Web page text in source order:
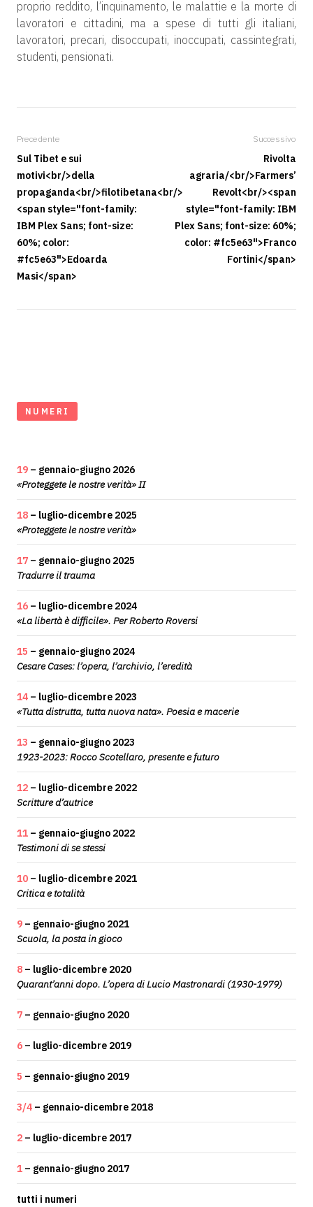
proprio reddito, l’inquinamento, le malattie e la morte di
lavoratori e cittadini, ma a spese di tutti gli italiani,
lavoratori, precari, disoccupati, inoccupati, cassintegrati,
studenti, pensionati.
Precedente
Sul Tibet e sui
motivi<br/>della
propaganda<br/>filotibetana<br/>
<span style="font-family:
IBM Plex Sans; font-size:
60%; color:
#fc5e63">Edoarda
Masi</span>
Successivo
Rivolta
agraria/<br/>Farmers’
Revolt<br/><span
style="font-family: IBM
Plex Sans; font-size: 60%;
color: #fc5e63">Franco
Fortini</span>
NUMERI
19 – gennaio-giugno 2026
«Proteggete le nostre verità» II
18 – luglio-dicembre 2025
«Proteggete le nostre verità»
17 – gennaio-giugno 2025
Tradurre il trauma
16 – luglio-dicembre 2024
«La libertà è difficile». Per Roberto Roversi
15 – gennaio-giugno 2024
Cesare Cases: l’opera, l’archivio, l’eredità
14 – luglio-dicembre 2023
«Tutta distrutta, tutta nuova nata». Poesia e macerie
13 – gennaio-giugno 2023
1923-2023: Rocco Scotellaro, presente e futuro
12 – luglio-dicembre 2022
Scritture d’autrice
11 – gennaio-giugno 2022
Testimoni di se stessi
10 – luglio-dicembre 2021
Critica e totalità
9 – gennaio-giugno 2021
Scuola, la posta in gioco
8 – luglio-dicembre 2020
Quarant’anni dopo. L’opera di Lucio Mastronardi (1930-1979)
7 – gennaio-giugno 2020
6 – luglio-dicembre 2019
5 – gennaio-giugno 2019
3/4 – gennaio-dicembre 2018
2 – luglio-dicembre 2017
1 – gennaio-giugno 2017
tutti i numeri